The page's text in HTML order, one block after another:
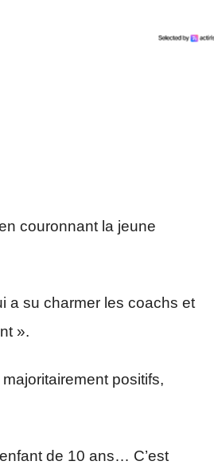
couronnant la jeune
a su charmer les coachs et
».
positifs,
de 10 ans… C’est